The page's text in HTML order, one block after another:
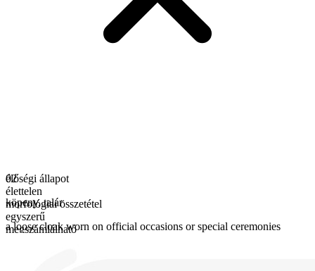
élőségi állapot
élettelen
morfológiai összetétel
egyszerű
megszámlálható
02
köpeny,talár
a loose cloak worn on official occasions or special ceremonies